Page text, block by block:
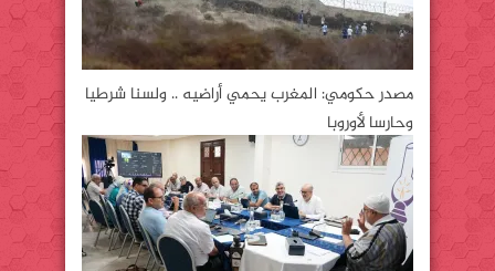
مصدر حكومي: المغرب يحمي أراضيه .. ولسنا شرطيا
وحارسا لأوروبا